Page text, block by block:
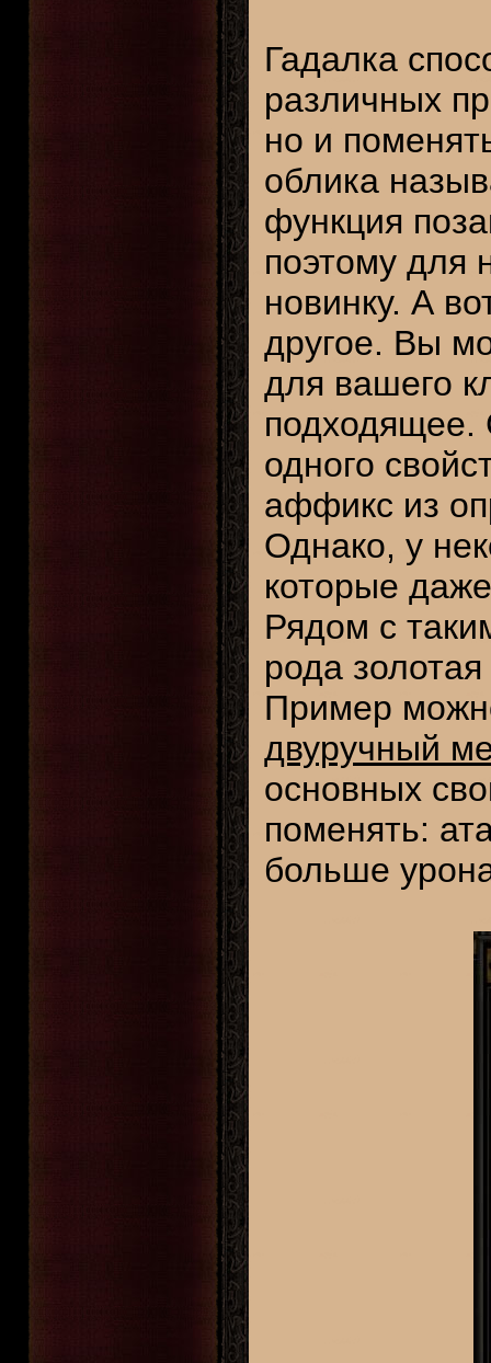
Гадалка
различных
но и
облика
функция
поэтому для
новинку. А
другое. Вы
для вашего
подходящее.
одного
аффикс из
Однако, у
которые
Рядом с
рода
Пример
двуручный
основных
поменять:
больше